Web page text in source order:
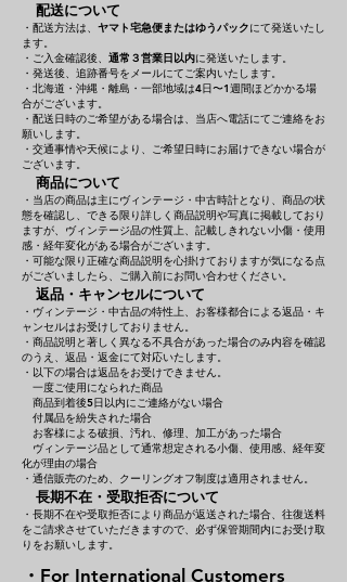
配送について
・配送方法は、 ヤマト宅急便またはゆうパックにて発送いたし
ます。
・ご入金確認後、 通常３営業日以内に発送いたします。
・発送後、追跡番号をメールにてご案内いたします。
・北海道・沖縄・離島・一部地域は4日〜1週間ほどかかる場
合がございます。
・配送日時のご希望がある場合は、当店へ電話にてご連絡をお
願いします。
・交通事情や天候により、ご希望日時にお届けできない場合が
ございます。
商品について
・当店の商品は主にヴィンテージ・中古時計となり、商品の状
態を確認し、できる限り詳しく商品説明や写真に掲載しており
ますが、ヴィンテージ品の性質上、記載しきれない小傷・使用
感・経年変化がある場合がございます。
・可能な限り正確な商品説明を心掛けておりますが気になる点
がございましたら、ご購入前にお問い合わせください。
返品・キャンセルについて
・ヴィンテージ・中古品の特性上、お客様都合による返品・キ
ャンセルはお受けしておりません。
・商品説明と著しく異なる不具合があった場合のみ内容を確認
のうえ、返品・返金にて対応いたします。
・以下の場合は返品をお受けできません。
一度ご使用になられた商品
商品到着後5日以内にご連絡がない場合
付属品を紛失された場合
お客様による破損、汚れ、修理、加工があった場合
ヴィンテージ品として通常想定される小傷、使用感、経年変
化が理由の場合
・通信販売のため、クーリングオフ制度は適用されません。
長期不在・受取拒否について
・長期不在や受取拒否により商品が返送された場合、往復送料
をご請求させていただきますので、必ず保管期間内にお受け取
りをお願いします。
・For International Customers